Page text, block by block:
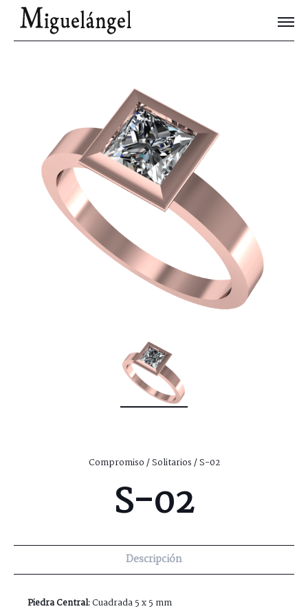
Joyas Únicas
Blog
Contacto
Compromiso/Solitarios/ S-02
S-02
Descripción
Piedra Central:Cuadrada 5 x 5 mm